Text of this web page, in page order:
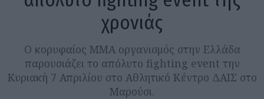
χρονιάς
O κορυφαίος MMA οργανισμός στην Ελλάδα
παρουσιάζει το απόλυτο fighting event την
Κυριακή 7 Απριλίου στο Αθλητικό Κέντρο ΔΑΙΣ στο
Μαρούσι.